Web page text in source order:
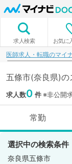
求人検索 お気に
医師求人・転職のマイ
五條市(奈良県)
求人数0 件※非公開
常勤
選択中の検索条件
奈良県五條市